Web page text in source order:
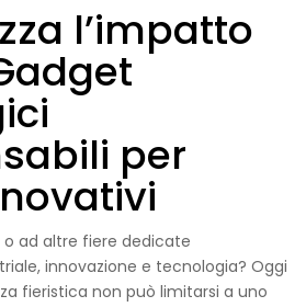
l’impatto
per
o ad altre fiere dedicate
innovazione e tecnologia? Oggi
fieristica non può limitarsi a uno